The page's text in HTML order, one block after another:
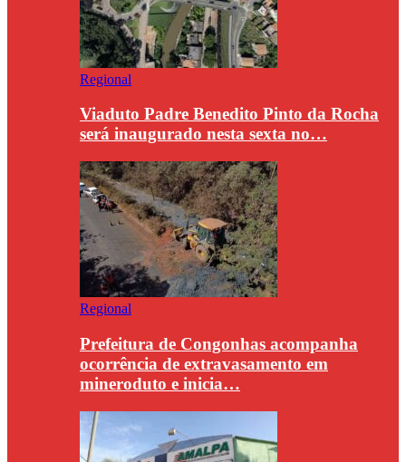
Regional
Viaduto Padre Benedito Pinto da Rocha
será inaugurado nesta sexta no…
Regional
Prefeitura de Congonhas acompanha
ocorrência de extravasamento em
mineroduto e inicia…